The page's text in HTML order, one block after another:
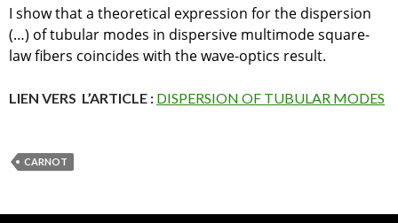
I show that a theoretical expression for the dispersion
(…) of tubular modes in dispersive multimode square-
law fibers coincides with the wave-optics result.
LIEN VERS L’ARTICLE : DISPERSION OF TUBULAR MODES
CARNOT